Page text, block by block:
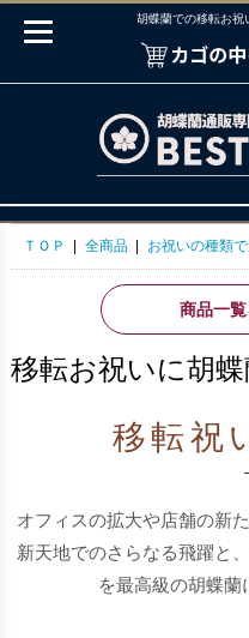
胡蝶蘭での移転お祝
ＴＯＰ 全商品 お祝いの種類
商品一覧
移転お祝いに胡
移転祝
オフィスの拡大や店舗の新
新天地でのさらなる飛躍と
を最高級の胡蝶蘭